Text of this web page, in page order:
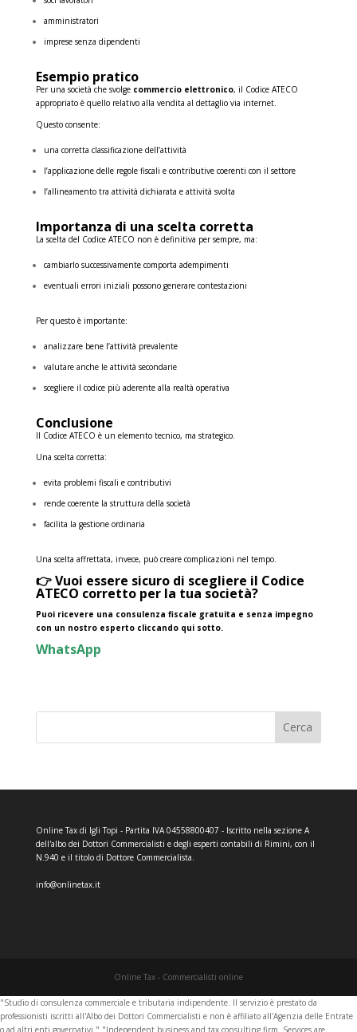
amministratori
imprese senza dipendenti
Esempio pratico
Per una società che svolge commercio elettronico, il Codice ATECO
appropriato è quello relativo alla vendita al dettaglio via internet.
Questo consente:
una corretta classificazione dell’attività
l’applicazione delle regole fiscali e contributive coerenti con il settore
l’allineamento tra attività dichiarata e attività svolta
Importanza di una scelta corretta
La scelta del Codice ATECO non è definitiva per sempre, ma:
cambiarlo successivamente comporta adempimenti
eventuali errori iniziali possono generare contestazioni
Per questo è importante:
analizzare bene l’attività prevalente
valutare anche le attività secondarie
scegliere il codice più aderente alla realtà operativa
Conclusione
Il Codice ATECO è un elemento tecnico, ma strategico.
Una scelta corretta:
evita problemi fiscali e contributivi
rende coerente la struttura della società
facilita la gestione ordinaria
Una scelta affrettata, invece, può creare complicazioni nel tempo.
👉 Vuoi essere sicuro di scegliere il Codice
ATECO corretto per la tua società?
Puoi ricevere una consulenza fiscale gratuita e senza impegno
con un nostro esperto cliccando qui sotto.
WhatsApp
Cerca
Online Tax di Igli Topi - Partita IVA 04558800407 - Iscritto nella sezione A
dell'albo dei Dottori Commercialisti e degli esperti contabili di Rimini, con il
N.940 e il titolo di Dottore Commercialista.
info@onlinetax.it
Online Tax - Commercialisti online
"Studio di consulenza commerciale e tributaria indipendente. Il servizio è prestato da
professionisti iscritti all'Albo dei Dottori Commercialisti e non è affiliato all'Agenzia delle Entrate
o ad altri enti governativi." "Independent business and tax consulting firm. Services are